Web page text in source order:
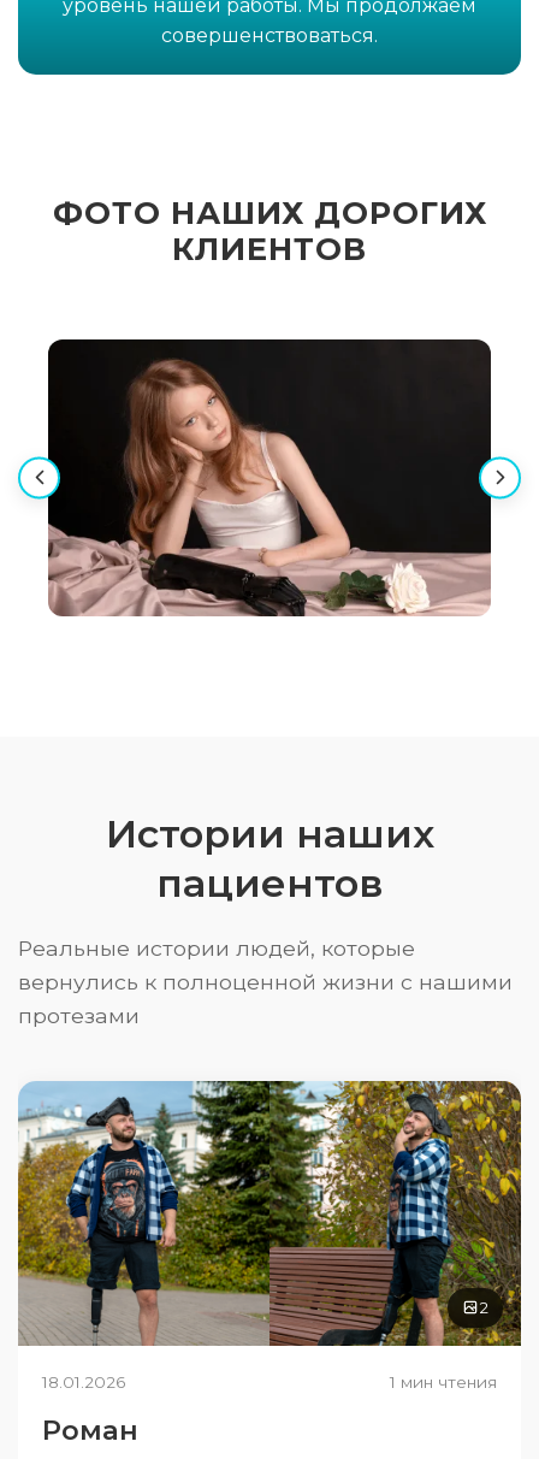
уровень нашей работы. Мы продолжаем
совершенствоваться.
ФОТО НАШИХ ДОРОГИХ
КЛИЕНТОВ
Истории наших
пациентов
Реальные истории людей, которые
вернулись к полноценной жизни с нашими
протезами
2
18.01.2026 1 мин чтения
Роман